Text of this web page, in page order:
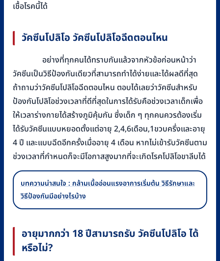
เชื้อโรคนี้ได้
วัคซีนโปลิโอ วัคซีนโปลิโอฉีดตอนไหน
อย่างที่ทุกคนได้ทราบกันแล้วจากหัวข้อก่อนหน้าว่า
วัคซีนเป็นวิธีป้องกันเดียวที่สามารถทำได้ง่ายและได้ผลดีที่สุด
ถ้าถามว่าวัคซีนโปลิโอฉีดตอนไหน ตอบได้เลยว่าวัคซีนสำหรับ
ป้องกันโปลิโอช่วงเวลาที่ดีที่สุดในการได้รับคือช่วงเวลาเด็กเพื่อ
ให้เวลาร่างกายได้สร้างภูมิคุ้มกัน ซึ่งเด็ก ๆ ทุกคนควรต้องเริ่ม
ได้รับวัคซีนแบบหยอดตั้งแต่อายุ 2,4,6เดือน,1ขวบครึ่งและอายุ
4 ปี และแบบฉีดอีกครั้งเมื่ออายุ 4 เดือน หากไม่เข้ารับวัคซีนตาม
ช่วงเวลาที่กำหนดก็จะมีโอกาสสูงมากที่จะเกิดโรคโปลิโอขาลีบได้
บทความน่าสนใจ : กล้ามเนื้ออ่อนแรงอาการเริ่มต้น วิธีรักษาและ
วิธีป้องกันมีอย่างไรบ้าง
อายุมากกว่า 18 ปีสามารถรับ วัคซีนโปลิโอ ได้
หรือไม่?